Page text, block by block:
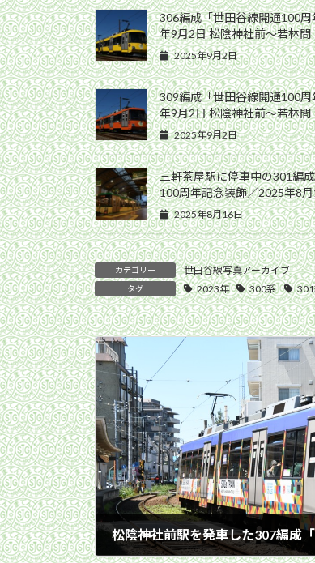
306編成「世田谷線開通100
年9月2日 松陰神社前〜若林間
2025年9月2日
309編成「世田谷線開通100
年9月2日 松陰神社前〜若林間
2025年9月2日
三軒茶屋駅に停車中の301編
100周年記念装飾／2025年8
2025年8月16日
カテゴリー 世田谷線写真アーカイブ
タグ 2023年 300系